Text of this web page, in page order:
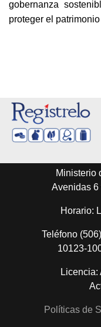
gobernanza
proteger el
Ministerio
Avenidas 6
Horario:
Teléfono
10123-
Políticas de